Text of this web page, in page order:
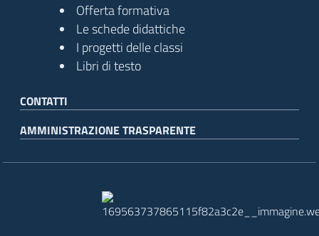
Offerta formativa
Le schede didattiche
I progetti delle classi
Libri di testo
CONTATTI
AMMINISTRAZIONE TRASPARENTE
del testo
del testo